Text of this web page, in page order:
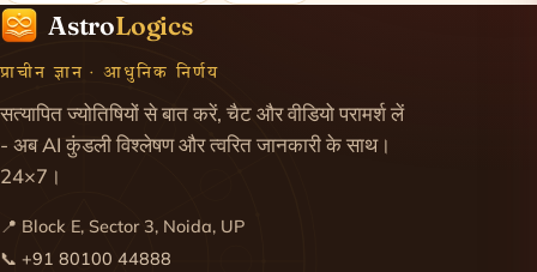
AstroLogics
प्राचीन ज्ञान · आधुनिक निर्णय
सत्यापित ज्योतिषियों से बात करें, चैट और वीडियो परामर्श लें
- अब AI कुंडली विश्लेषण और त्वरित जानकारी के साथ।
24×7।
📍 Block E, Sector 3, Noida, UP
📞 +91 80100 44888